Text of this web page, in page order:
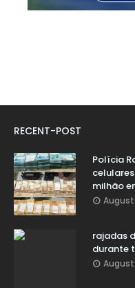
RECENT-POST
Polícia
milhão
August
rajadas
durante
August